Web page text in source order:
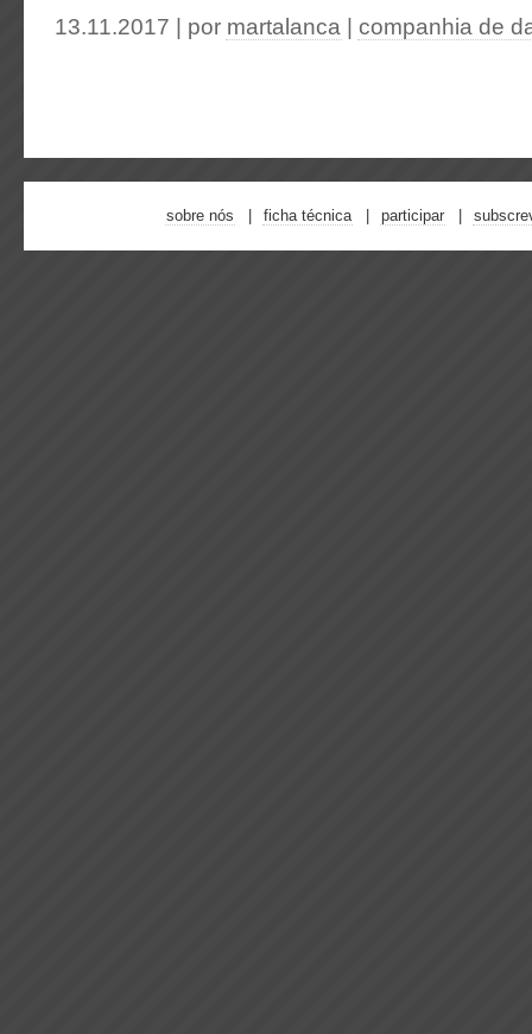
13.11.2017 | por martalanca companhia de
sobre nós ficha técnica participar